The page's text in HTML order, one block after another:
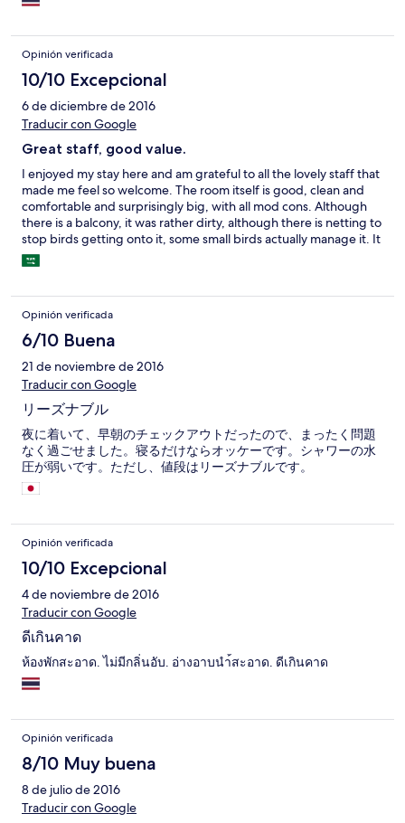
Opinión verificada
10/10 Excepcional
6 de diciembre de 2016
Traducir con Google
Great staff, good value.
I enjoyed my stay here and am grateful to all the lovely staff that
made me feel so welcome. The room itself is good, clean and
comfortable and surprisingly big, with all mod cons. Although
there is a balcony, it was rather dirty, although there is netting to
stop birds getting onto it, some small birds actually manage it. It
is a bit of a walk to the city centre and the railway station,
however, the Old bus station is very close by.That aside,
Opinión verificada
6/10 Buena
21 de noviembre de 2016
Traducir con Google
リーズナブル
夜に着いて、早朝のチェックアウトだったので、まったく問題
なく過ごせました。寝るだけならオッケーです。シャワーの水
圧が弱いです。ただし、値段はリーズナブルです。
Opinión verificada
10/10 Excepcional
4 de noviembre de 2016
Traducir con Google
ดีเกินคาด
ห้องพักสะอาด. ไม่มีกลิ่นอับ. อ่างอาบนำ้สะอาด. ดีเกินคาด
Opinión verificada
8/10 Muy buena
8 de julio de 2016
Traducir con Google